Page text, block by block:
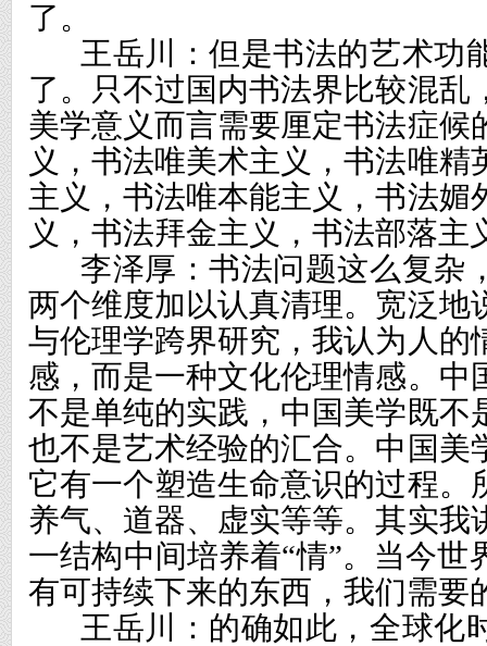
了。
王岳川：但是书法的艺术功
了。只不过国内书法界比较混乱
美学意义而言需要厘定书法症候
义，书法唯美术主义，书法唯精
主义，书法唯本能主义，书法媚
义，书法拜金主义，书法部落主
李泽厚：书法问题这么复杂
两个维度加以认真清理。宽泛地
与伦理学跨界研究，我认为人的
感，而是一种文化伦理情感。中
不是单纯的实践，中国美学既不
也不是艺术经验的汇合。中国美
它有一个塑造生命意识的过程。
养气、道器、虚实等等。其实我
一结构中间培养着“情”。当今世
有可持续下来的东西，我们需要
王岳川：的确如此，全球化